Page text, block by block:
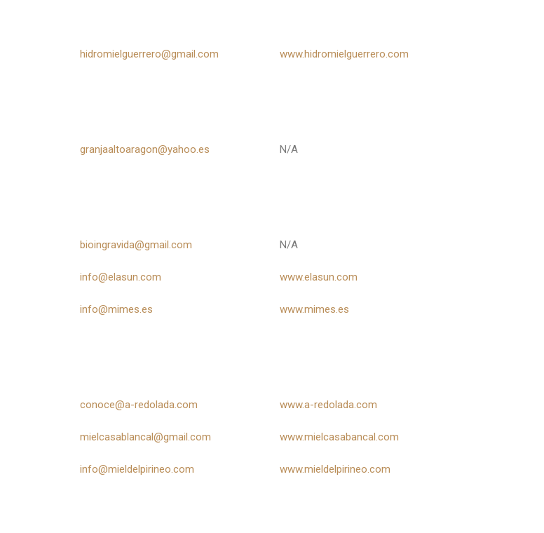
hidromielguerrero@gmail.com www.hidromielguerrero.com
granjaaltoaragon@yahoo.es N/A
bioingravida@gmail.com
info@elasun.com
info@mimes.es
N/A
www.elasun.com
www.mimes.es
conoce@a-redolada.com
mielcasablancal@gmail.com
info@mieldelpirineo.com
www.a-redolada.com
www.mielcasabancal.com
www.mieldelpirineo.com